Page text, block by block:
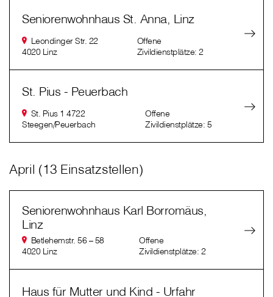
Seniorenwohnhaus St. Anna, Linz
Leondinger Str. 22
4020 Linz
Offene
Zivildienstplätze: 2
St. Pius - Peuerbach
St. Pius 1 4722
Steegen/Peuerbach
Offene
Zivildienstplätze: 5
April (13 Einsatzstellen)
Seniorenwohnhaus Karl Borromäus,
Linz
Betlehemstr. 56 – 58
4020 Linz
Offene
Zivildienstplätze: 2
Haus für Mutter und Kind - Urfahr